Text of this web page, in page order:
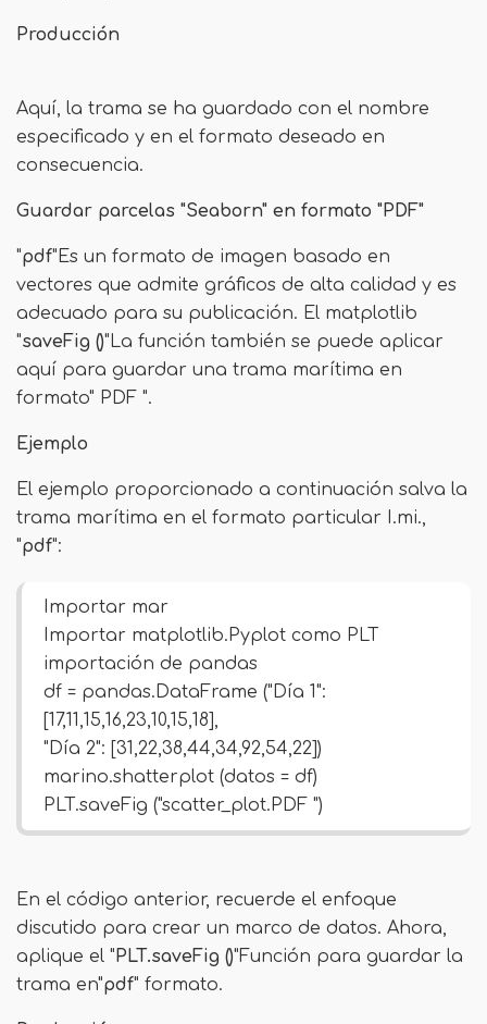
Producción
Aquí, la trama se ha guardado con el nombre
especificado y en el formato deseado en
consecuencia.
Guardar parcelas "Seaborn" en formato "PDF"
"pdf"Es un formato de imagen basado en
vectores que admite gráficos de alta calidad y es
adecuado para su publicación. El matplotlib
"saveFig ()"La función también se puede aplicar
aquí para guardar una trama marítima en
formato" PDF ".
Ejemplo
El ejemplo proporcionado a continuación salva la
trama marítima en el formato particular I.mi.,
"pdf":
Importar mar
Importar matplotlib.Pyplot como PLT
importación de pandas
df = pandas.DataFrame ("Día 1":
[17,11,15,16,23,10,15,18],
"Día 2": [31,22,38,44,34,92,54,22])
marino.shatterplot (datos = df)
PLT.saveFig ("scatter_plot.PDF ")
En el código anterior, recuerde el enfoque
discutido para crear un marco de datos. Ahora,
aplique el "PLT.saveFig ()"Función para guardar la
trama en"pdf" formato.